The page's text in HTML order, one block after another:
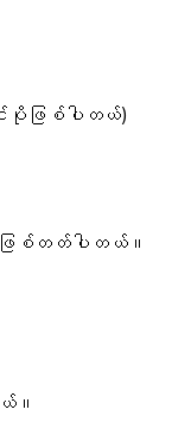
င်ပိုဖြစ်ပါတယ်)
လိုလိုဖြစ်တတ်ပါတယ်။
။